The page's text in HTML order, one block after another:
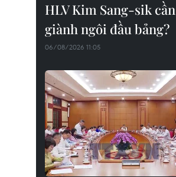
HLV Kim Sang-sik cần
giành ngôi đầu bảng?
06/08/2026 11:05